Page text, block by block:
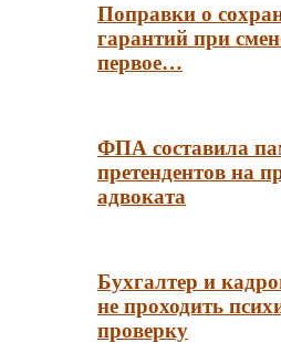
Поправки о
гарантий при
первое…
ФПА составила
претендентов на
адвоката
Бухгалтер и
не проходить
проверку